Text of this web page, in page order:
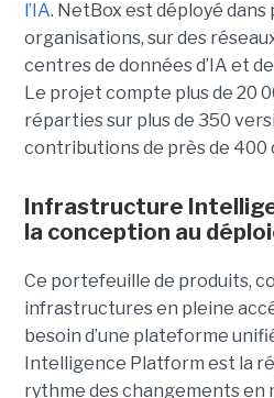
l’IA. NetBox est déployé dans
organisations, sur des
centres de données d’IA et
Le projet compte plus de 20
réparties sur plus de 350
contributions de près de 400
Infrastructure
la conception au
Ce portefeuille de produits,
infrastructures en pleine
besoin d’une plateforme
Intelligence Platform est la
rythme des changements en